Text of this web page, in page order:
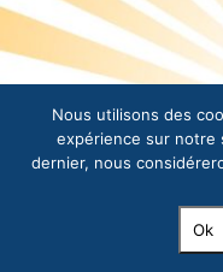
Nous utilisons des
expérience sur notre
dernier, nous
Ok